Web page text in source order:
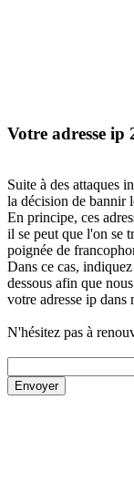
Votre adresse ip
Suite à des attaques
la décision de bannir
En principe, ces
il se peut que l'on se
poignée de
Dans ce cas,
dessous afin que
votre adresse ip dans
N'hésitez pas à